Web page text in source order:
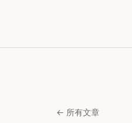
← 所有文章